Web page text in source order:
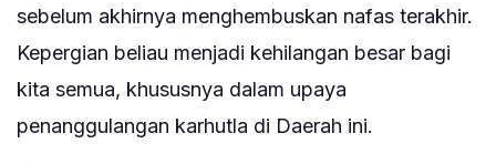
sebelum akhirnya menghembuskan nafas terakhir.
Kepergian beliau menjadi kehilangan besar bagi
kita semua, khususnya dalam upaya
penanggulangan karhutla di Daerah ini.